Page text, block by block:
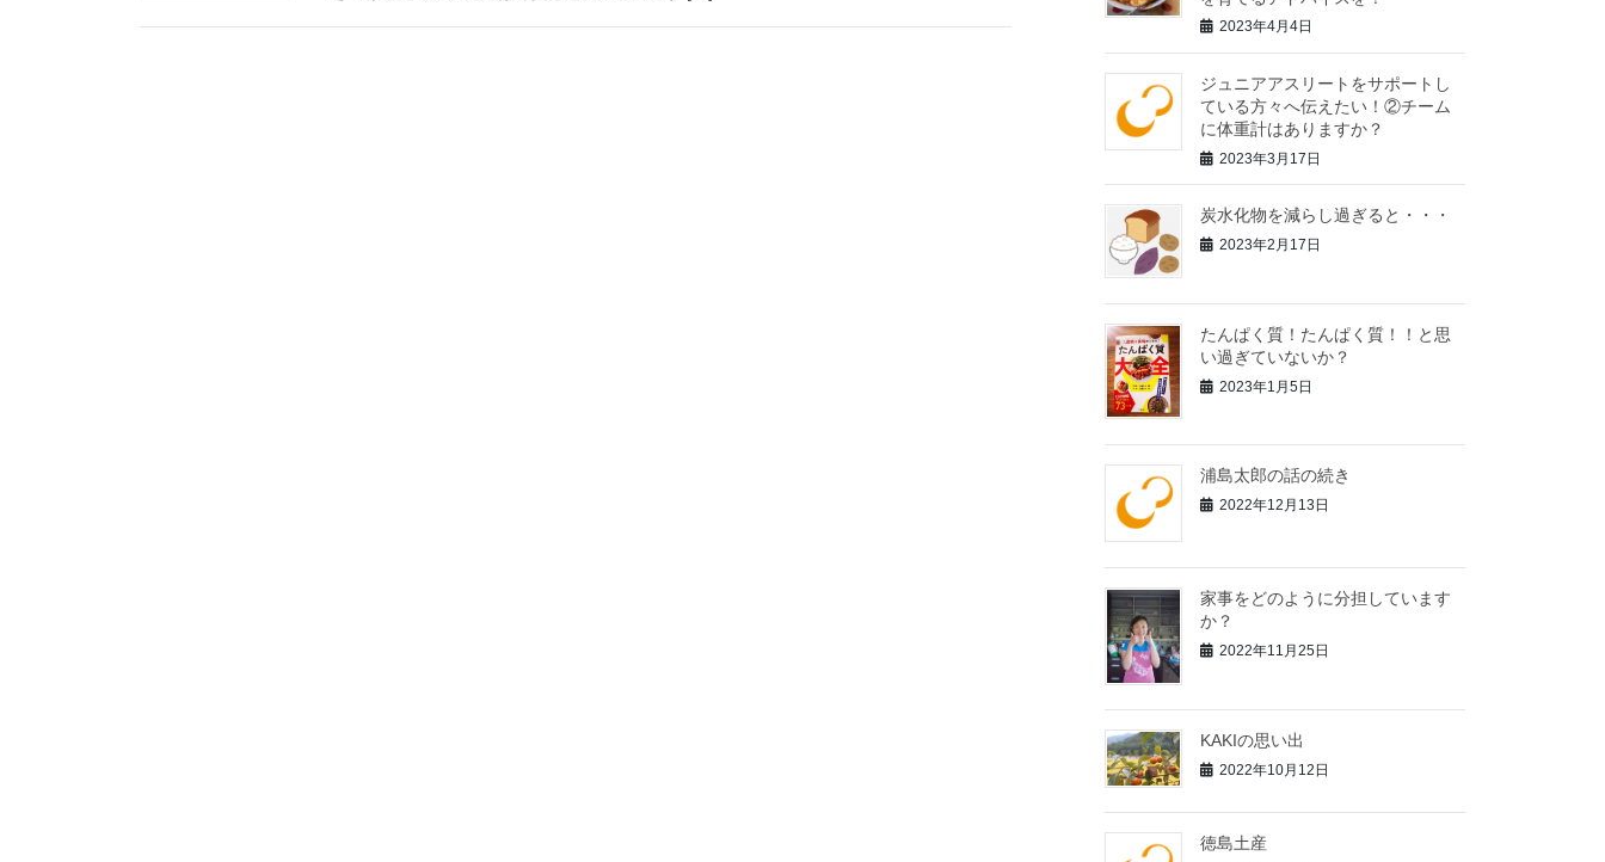
2023年4月4日
ジュニアアスリートをサポートし
ている方々へ伝えたい！②チーム
に体重計はありますか？
2023年3月17日
炭水化物を減らし過ぎると・・・
2023年2月17日
たんぱく質！たんぱく質！！と思
い過ぎていないか？
2023年1月5日
浦島太郎の話の続き
2022年12月13日
家事をどのように分担しています
か？
2022年11月25日
KAKIの思い出
2022年10月12日
徳島土産